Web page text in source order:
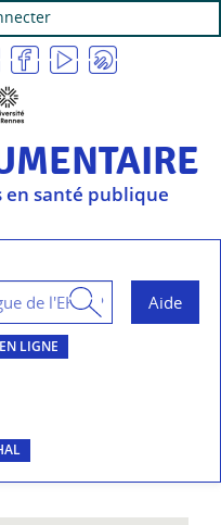
en santé publique
LIGNE